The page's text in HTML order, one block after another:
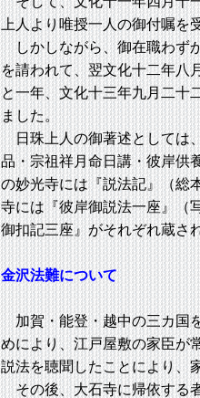
上人より唯授一人の御付嘱を
しかしながら、御在職わず
を請われて、翌文化十二年八
と一年、文化十三年九月二十
ました。
日珠上人の御著述としては
品・宗祖祥月命日講・彼岸供
の妙光寺には『説法記』（総
寺には『彼岸御説法一座』（
御扣記三座』がそれぞれ蔵さ
金沢法難について
加賀・能登・越中の三カ国
めにより、江戸屋敷の家臣が
説法を聴聞したことにより、
その後、大石寺に帰依する